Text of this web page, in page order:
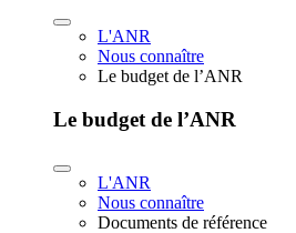
L'ANR
Nous connaître
Le budget de l’ANR
Le budget de l’ANR
L'ANR
Nous connaître
Documents de référence